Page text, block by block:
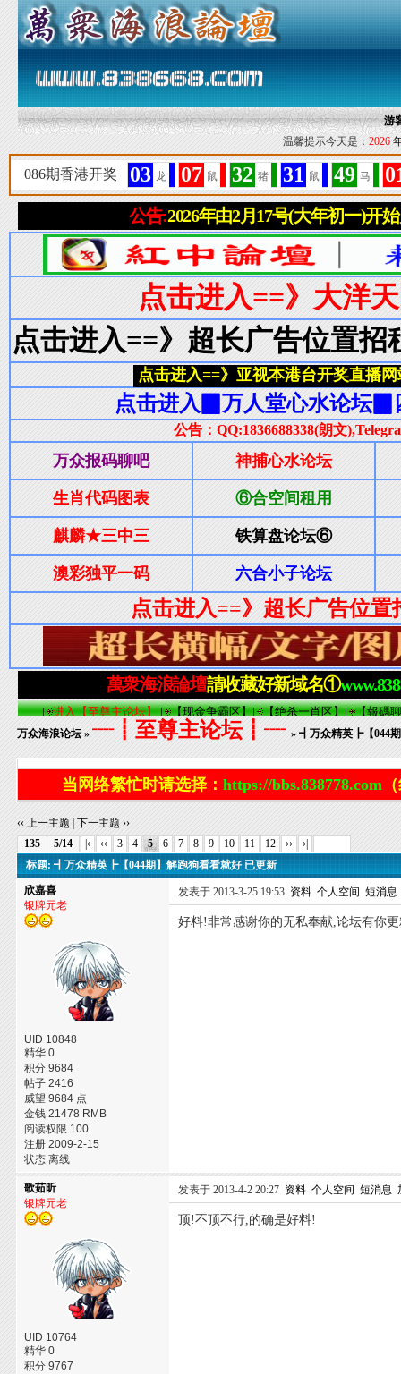
游
温馨提示今天是： 2026
万众海浪论坛»┈┋至尊主论坛┋┈» ┫万众精英┣【044
当网络繁忙时请选择： https://bbs.838778.com
‹‹ 上一主题 |下一主题 ››
135
5/14 |‹ ‹‹ 3 4 5 6 7 8 9 10 11 12 ››
›|
标题: ┫万众精英┣【044期】解跑狗看看就好 已更新
欣嘉喜
银牌元老
UID 10848
精华 0
积分 9684
帖子 2416
威望 9684 点
金钱 21478 RMB
阅读权限 100
注册 2009-2-15
状态 离线
发表于 2013-3-25 19:53 资料 个人空间 短消息
好料!非常感谢你的无私奉献,论坛有你
歌茹昕
银牌元老
UID 10764
精华 0
积分 9767
发表于 2013-4-2 20:27 资料 个人空间 短消息
顶!不顶不行,的确是好料!